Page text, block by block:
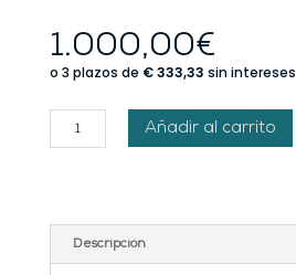
1.000,00€
Añadir al carrito
Descripción